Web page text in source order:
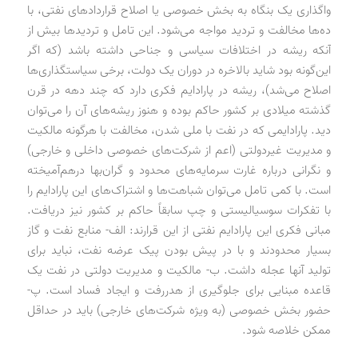
واگذاری یک بنگاه به بخش خصوصی یا اصلاح قراردادهای نفتی، با
ده‌ها مخالفت و تردید مواجه می‌شود. این تامل و تردیدها بیش از
آنکه ریشه در اختلافات سیاسی و جناحی داشته باشد (که اگر
این‌گونه بود شاید بالاخره در دوران یک دولت، برخی سیاستگذاری‌ها
اصلاح می‌شد)، ریشه در پارادایم فکری دارد که چند دهه در قرن
گذشته میلادی بر کشور حاکم بوده و هنوز ریشه‌های آن را می‌توان
دید. پارادایمی که در نفت با ملی شدن، مخالفت با هرگونه مالکیت
و مدیریت غیردولتی (اعم از شرکت‌های خصوصی داخلی و خارجی)
و نگرانی درباره غارت سرمایه‌های محدود و گران‌بها درهم‌آمیخته
است. با کمی تامل می‌توان شباهت‌ها و اشتراک‌های این پارادایم را
با تفکرات سوسیالیستی و چپ سابقاً حاکم بر کشور نیز دریافت.
مبانی فکری این پارادایم نفتی از این قرارند: الف- منابع نفت و گاز
بسیار محدودند و با در پیش بودن پیک عرضه نفت، نباید برای
تولید آنها عجله داشت. ب- مالکیت و مدیریت دولتی در نفت یک
قاعده مبنایی برای جلوگیری از هدررفت و ایجاد فساد است. پ-
حضور بخش خصوصی (به ویژه شرکت‌های خارجی) باید در حداقل
ممکن خلاصه شود.